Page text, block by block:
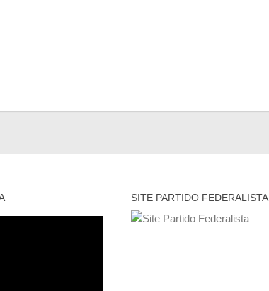
SITE PARTIDO FEDERALISTA